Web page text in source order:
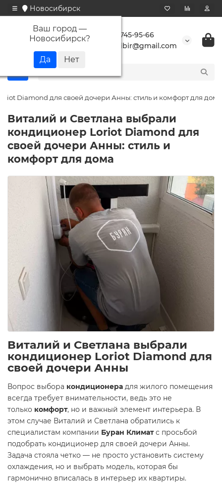
Новосибирск
Ваш город —
Новосибирск?
+7 923 745-95-66
buransibir@gmail.com
Diamond для своей дочери Анны: стиль и комфорт для дома
Виталий и Светлана выбрали
кондиционер Loriot Diamond для
своей дочери Анны: стиль и
комфорт для дома
Виталий и Светлана выбрали
кондиционер Loriot Diamond для
своей дочери Анны
Вопрос выбора кондиционера для жилого помещения
всегда требует внимательности, ведь это не
только комфорт, но и важный элемент интерьера. В
этом случае Виталий и Светлана обратились к
специалистам компании Буран Климатс просьбой
подобрать кондиционер для своей дочери Анны.
Задача стояла четко — не просто установить систему
охлаждения, но и выбрать модель, которая бы
гармонично вписалась в интерьер их квартиры.